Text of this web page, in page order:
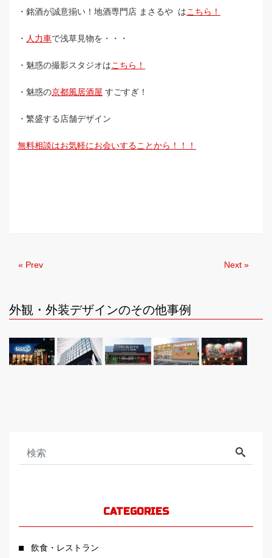
・銘酒が誠意揃い！地酒専門店 まさるや はこちら！
・ 人力車で浅草見物を・・・
・魅惑の撮影スタジオはこちら！
・魅惑の京都風居酒屋 すごすぎ！
・繁盛する店舗デザイン
無料相談はお気軽にお会いすることから！！！
« Prev Next »
外観・外装デザインのその他事例
CATEGORIES
飲食・レストラン